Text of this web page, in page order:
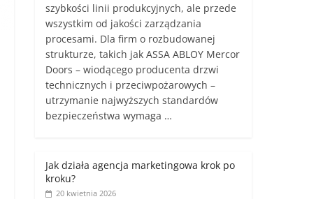
szybkości linii produkcyjnych, ale przede
wszystkim od jakości zarządzania
procesami. Dla firm o rozbudowanej
strukturze, takich jak ASSA ABLOY Mercor
Doors – wiodącego producenta drzwi
technicznych i przeciwpożarowych –
utrzymanie najwyższych standardów
bezpieczeństwa wymaga …
Jak działa agencja marketingowa krok po
kroku?
20 kwietnia 2026